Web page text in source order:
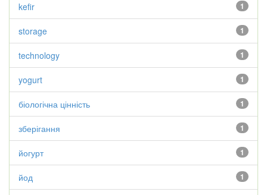
1
kefir
1
storage
1
technology
1
yogurt
1
біологічна цінність
1
зберігання
1
йогурт
1
йод